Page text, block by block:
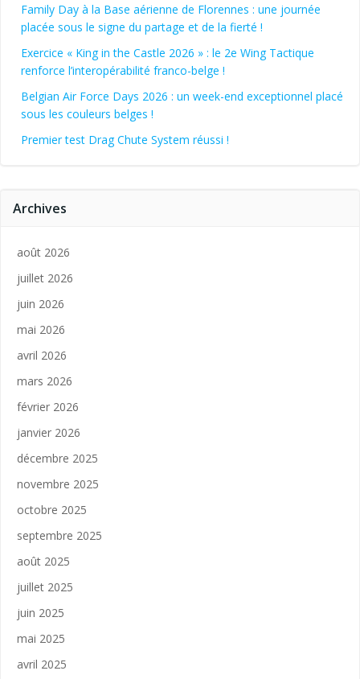
Family Day à la Base aérienne de Florennes : une journée
placée sous le signe du partage et de la fierté !
Exercice « King in the Castle 2026 » : le 2e Wing Tactique
renforce l’interopérabilité franco-belge !
Belgian Air Force Days 2026 : un week-end exceptionnel placé
sous les couleurs belges !
Premier test Drag Chute System réussi !
Archives
août 2026
juillet 2026
juin 2026
mai 2026
avril 2026
mars 2026
février 2026
janvier 2026
décembre 2025
novembre 2025
octobre 2025
septembre 2025
août 2025
juillet 2025
juin 2025
mai 2025
avril 2025